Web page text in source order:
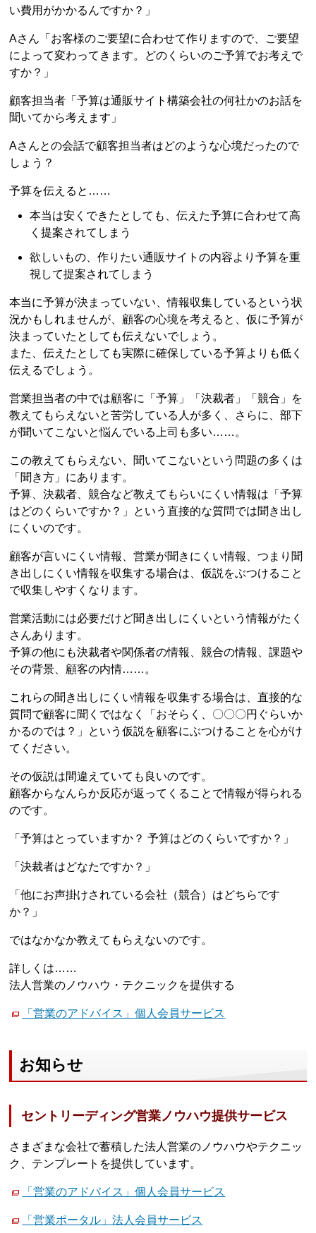
い費用がかかるんですか？」
Aさん「お客様のご要望に合わせて作りますので、ご要望
によって変わってきます。どのくらいのご予算でお考えで
すか？」
顧客担当者「予算は通販サイト構築会社の何社かのお話を
聞いてから考えます」
Aさんとの会話で顧客担当者はどのような心境だったので
しょう？
予算を伝えると……
本当は安くできたとしても、伝えた予算に合わせて高
く提案されてしまう
欲しいもの、作りたい通販サイトの内容より予算を重
視して提案されてしまう
本当に予算が決まっていない、情報収集しているという状
況かもしれませんが、顧客の心境を考えると、仮に予算が
決まっていたとしても伝えないでしょう。
また、伝えたとしても実際に確保している予算よりも低く
伝えるでしょう。
営業担当者の中では顧客に「予算」「決裁者」「競合」を
教えてもらえないと苦労している人が多く、さらに、部下
が聞いてこないと悩んでいる上司も多い……。
この教えてもらえない、聞いてこないという問題の多くは
「聞き方」にあります。
予算、決裁者、競合など教えてもらいにくい情報は「予算
はどのくらいですか？」という直接的な質問では聞き出し
にくいのです。
顧客が言いにくい情報、営業が聞きにくい情報、つまり聞
き出しにくい情報を収集する場合は、仮説をぶつけること
で収集しやすくなります。
営業活動には必要だけど聞き出しにくいという情報がたく
さんあります。
予算の他にも決裁者や関係者の情報、競合の情報、課題や
その背景、顧客の内情……。
これらの聞き出しにくい情報を収集する場合は、直接的な
質問で顧客に聞くではなく「おそらく、〇〇〇円ぐらいか
かるのでは？」という仮説を顧客にぶつけることを心がけ
てください。
その仮説は間違えていても良いのです。
顧客からなんらか反応が返ってくることで情報が得られる
のです。
「予算はとっていますか？ 予算はどのくらいですか？」
「決裁者はどなたですか？」
「他にお声掛けされている会社（競合）はどちらです
か？」
ではなかなか教えてもらえないのです。
詳しくは……
法人営業のノウハウ・テクニックを提供する
「営業のアドバイス」個人会員サービス
お知らせ
セントリーディング営業ノウハウ提供サービス
さまざまな会社で蓄積した法人営業のノウハウやテクニッ
ク、テンプレートを提供しています。
「営業のアドバイス」個人会員サービス
「営業ポータル」法人会員サービス